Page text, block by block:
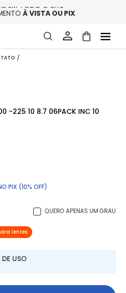
EM TODO O SITE
À VISTA OU PIX
(CONSULTE REGULAMENTO)
- CONS. REG.
-225 10 8.7 06PACK INC 10
PIX (10% OFF)
QUERO APENAS UM GRAU
lentes
USO